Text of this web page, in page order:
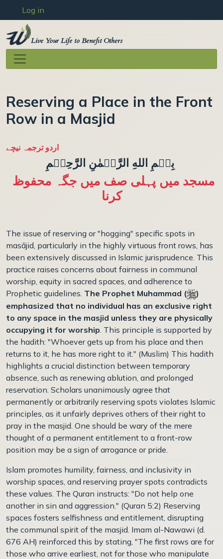
Skip to main content
User account menu
Log in
Live Your Life to Benefit Others
Reserving a Place in the Front
Row in a Masjid
اردو ترجمہ نیچے
کرنا
The issue of reserving or "hogging" specific spots in
masājid, particularly in the highly virtuous front rows, has
been extensively discussed in Islamic jurisprudence. This
practice raises concerns about fairness in communal
worship, equity in sacred spaces, and adherence to
Prophetic guidelines. The Prophet Muhammad (
)
emphasized that no individual has an exclusive right
to any space in the masjid unless they are physically
occupying it for worship . This principle is supported by
the hadith: "Whoever gets up from his place and then
returns to it, he has more right to it." (Muslim) This hadith
highlights a crucial distinction between temporary
absence, such as renewing ablution, and prolonged
reservation. Scholars unanimously agree that
permanently or arbitrarily reserving spots violates Islamic
principles, as it unfairly deprives others of their right to
pray in the masjid. One should be wary of the mere
thought of a permanent entitlement to a front-row
position may be a sign of arrogance or pride.
Islam promotes humility, fairness, and inclusivity in
worship spaces, and reserving prayer spots contradicts
these values. The Quran instructs: "Do not help one
another in sin and aggression." (Quran 5:2) Reserving
spaces fosters selfishness and entitlement, disrupting
the communal spirit of the masjid. Imam al-Nawawi (d.
676 AH) reinforced this by stating, "The first rows are for
those who arrive earliest, not for those who manipulate